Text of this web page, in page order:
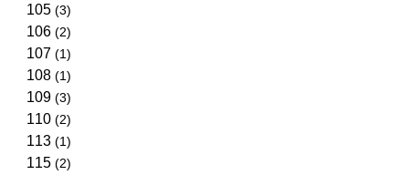
105(3)
106(2)
107(1)
108(1)
109(3)
110(2)
113(1)
115(2)